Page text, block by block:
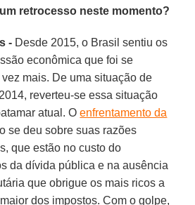
retrocesso neste momento?
- Desde 2015, o Brasil sentiu os
econômica que foi se
mais. De uma situação de
reverteu-se essa situação
atual. Oenfrentamento da
se deu sobre suas razões
que estão no custo do
da dívida pública e na ausência
que obrigue os mais ricos a
dos impostos. Com o golpe,